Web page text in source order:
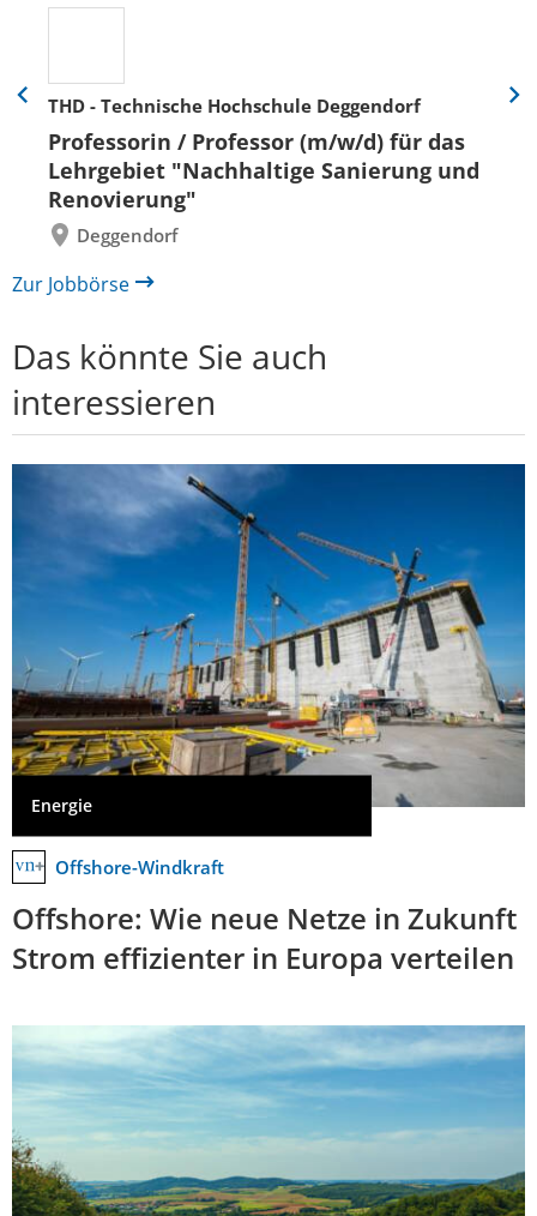
THD - Technische Hochschule Deggendorf
Professorin / Professor (m/w/d) für das
Lehrgebiet "Nachhaltige Sanierung und
Renovierung"
Deggendorf
Eine
zurück
Eine
Zur Jobbörse
Das könnte Sie auch
interessieren
Energie
Offshore-Windkraft
Offshore: Wie neue Netze in Zukunft
Strom effizienter in Europa verteilen